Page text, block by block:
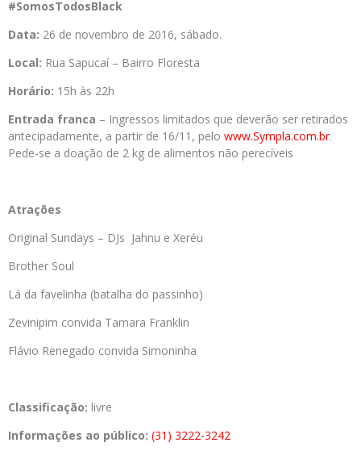
#SomosTodosBlack
Data: 26 de novembro de 2016, sábado.
Local: Rua Sapucaí – Bairro Floresta
Horário: 15h às 22h
Entrada franca – Ingressos limitados que deverão ser retirados
antecipadamente, a partir de 16/11, pelo www.Sympla.com.br.
Pede-se a doação de 2 kg de alimentos não perecíveis
Atrações
Original Sundays – DJs Jahnu e Xeréu
Brother Soul
Lá da favelinha (batalha do passinho)
Zevinipim convida Tamara Franklin
Flávio Renegado convida Simoninha
Classificação: livre
Informações ao público: (31) 3222-3242